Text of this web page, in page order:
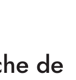
de